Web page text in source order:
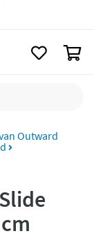
Outward